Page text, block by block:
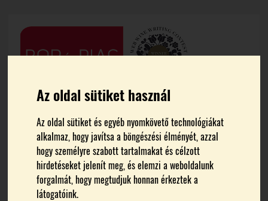
Az oldal sütiket használ
Az oldal sütiket és egyéb nyomkövető technológiákat
alkalmaz, hogy javítsa a böngészési élményét, azzal
hogy személyre szabott tartalmakat és célzott
hirdetéseket jelenít meg, és elemzi a weboldalunk
forgalmát, hogy megtudjuk honnan érkeztek a
látogatóink.
FŐOLDAL KÁRPÁTI ZSOLT